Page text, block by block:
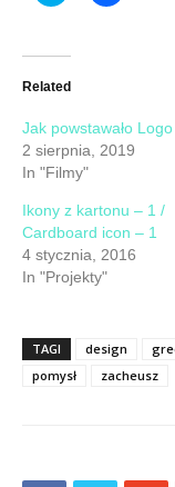
(Opens
new
Related
Jak powstawało
2 sierpnia, 2019
In "Filmy"
Ikony z kartonu – 1 /
Cardboard icon – 1
4 stycznia, 2016
In "Projekty"
TAGI design
pomysł
zacheusz